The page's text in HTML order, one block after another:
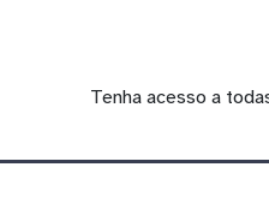
Tenha acesso a